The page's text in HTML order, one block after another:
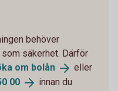
behöver
säkerhet. Därför
om bolån
eller
00
innan du